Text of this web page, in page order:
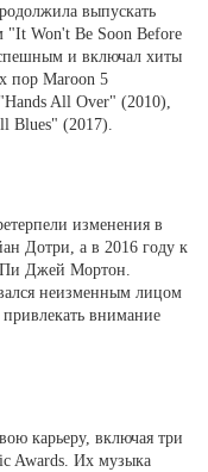
выпускать
"It Won't Be Soon Before
и включал хиты
пор Maroon 5
All Over" (2010),
Blues" (2017).
изменения в
Дотри, а в 2016 году к
Пи Джей Мортон.
неизменным лицом
внимание
карьеру, включая три
Awards. Их музыка